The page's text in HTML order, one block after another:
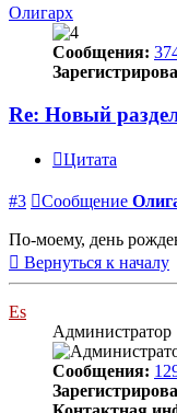
Олигарх
Сообщения:
Re: Новый
Цитата
#3 Сообщение
По-моему, день
Вернуться к началу
Es
Администратор
Сообщения: